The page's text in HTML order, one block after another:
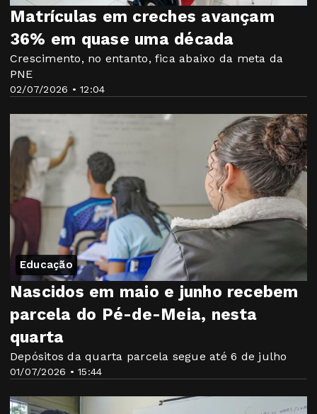
02/07/2026 • 12:04
Matrículas em creches avançam
36% em quase uma década
Crescimento, no entanto, fica abaixo da meta da
PNE
Educação
01/07/2026 • 15:44
Nascidos em maio e junho recebem
parcela do Pé-de-Meia, nesta
quarta
Depósitos da quarta parcela segue até 6 de julho